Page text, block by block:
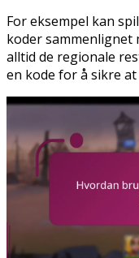
For eksempel kan
koder sammenlignet
alltid de regionale
en kode for å sikre